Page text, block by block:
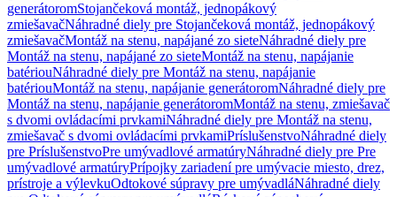
generátoromStojančeková montáž, jednopákový
zmiešavačNáhradné diely pre Stojančeková montáž, jednopákový
zmiešavačMontáž na stenu, napájané zo sieteNáhradné diely pre
Montáž na stenu, napájané zo sieteMontáž na stenu, napájanie
batériouNáhradné diely pre Montáž na stenu, napájanie
batériouMontáž na stenu, napájanie generátoromNáhradné diely pre
Montáž na stenu, napájanie generátoromMontáž na stenu, zmiešavač
s dvomi ovládacími prvkamiNáhradné diely pre Montáž na stenu,
zmiešavač s dvomi ovládacími prvkamiPríslušenstvoNáhradné diely
pre PríslušenstvoPre umývadlové armatúryNáhradné diely pre Pre
umývadlové armatúryPrípojky zariadení pre umývacie miesto, drez,
prístroje a výlevkuOdtokové súpravy pre umývadláNáhradné diely